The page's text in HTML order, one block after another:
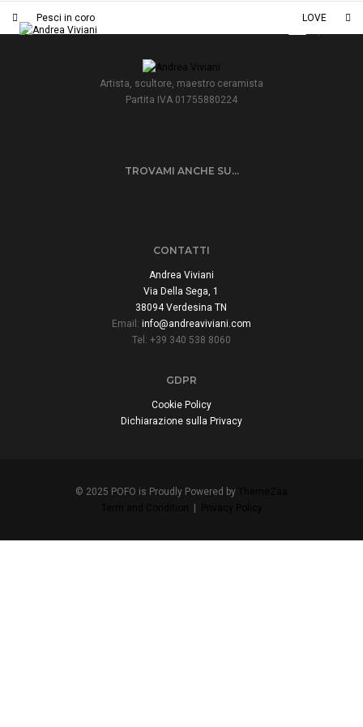
Toggle
Pesci in coro LOVE
Artista, scultore, maestro ceramista
Partita IVA 01755880224
TROVAMI ANCHE SU…
CONTATTI
Andrea Viviani
Via Della Sega, 1
38094 Verdesina TN
Email: info@andreaviviani.com
Tel: +39 340 538 8060
GDPR
Cookie Policy
Dichiarazione sulla Privacy
© 2025 POFO is Proudly Powered by
|